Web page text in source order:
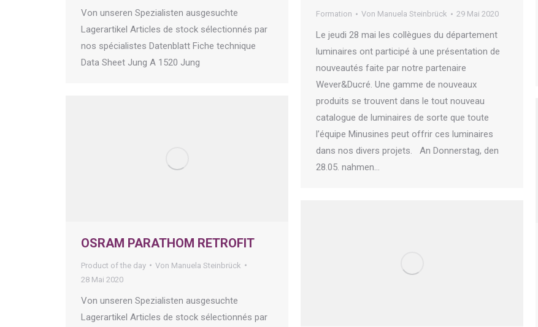
Von unseren Spezialisten ausgesuchte
Lagerartikel Articles de stock sélectionnés par
nos spécialistes Datenblatt Fiche technique
Data Sheet Jung A 1520 Jung
Formation Von Manuela Steinbrück 29 Mai 2020
Le jeudi 28 mai les collègues du département
luminaires ont participé à une présentation de
nouveautés faite par notre partenaire
Wever&Ducré. Une gamme de nouveaux
produits se trouvent dans le tout nouveau
catalogue de luminaires de sorte que toute
l’équipe Minusines peut offrir ces luminaires
dans nos divers projets. An Donnerstag, den
28.05. nahmen…
OSRAM PARATHOM RETROFIT
Product of the day Von Manuela Steinbrück
28 Mai 2020
Von unseren Spezialisten ausgesuchte
Lagerartikel Articles de stock sélectionnés par